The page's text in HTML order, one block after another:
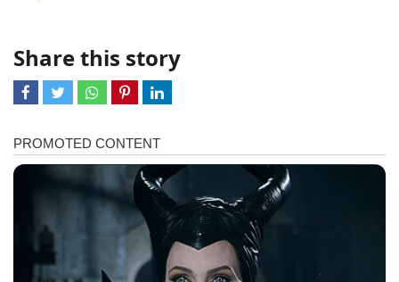
Share this story